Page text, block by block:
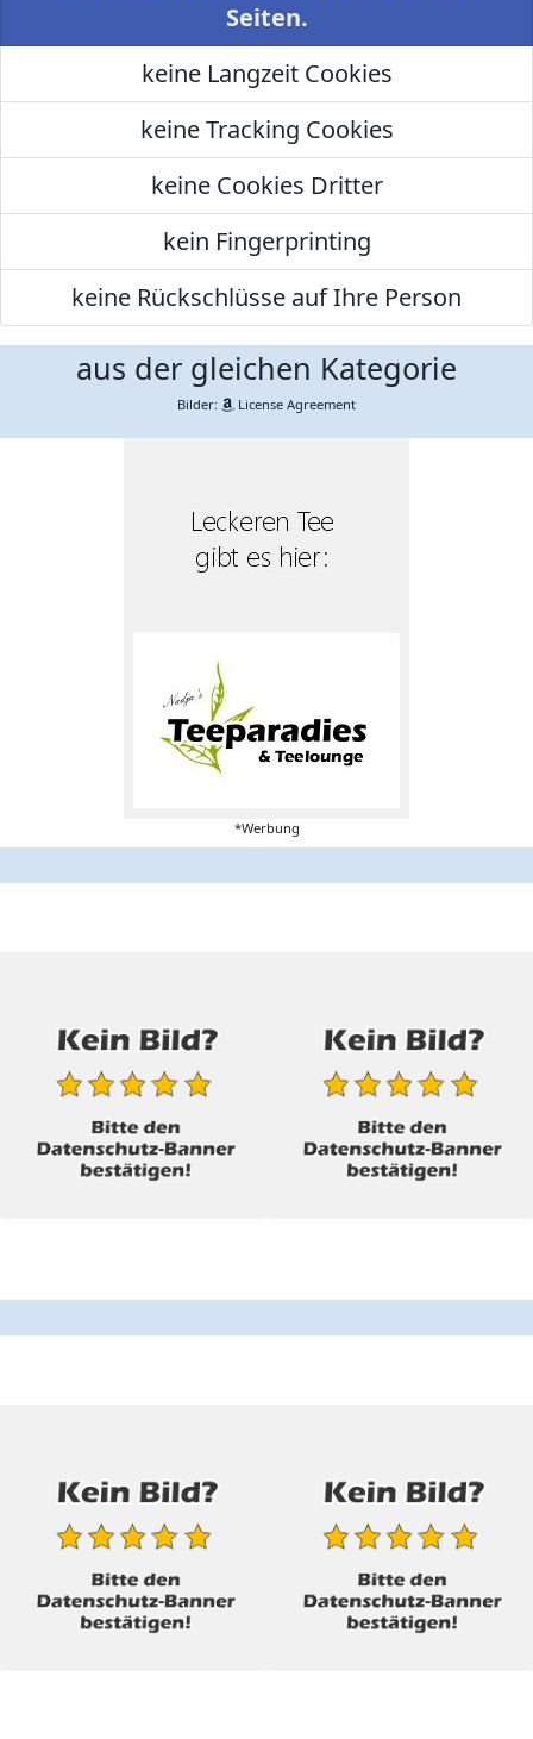
Seiten.
keine Langzeit Cookies
keine Tracking Cookies
keine Cookies Dritter
kein Fingerprinting
keine Rückschlüsse auf Ihre Person
aus der gleichen Kategorie
Bilder: License Agreement
*Werbung